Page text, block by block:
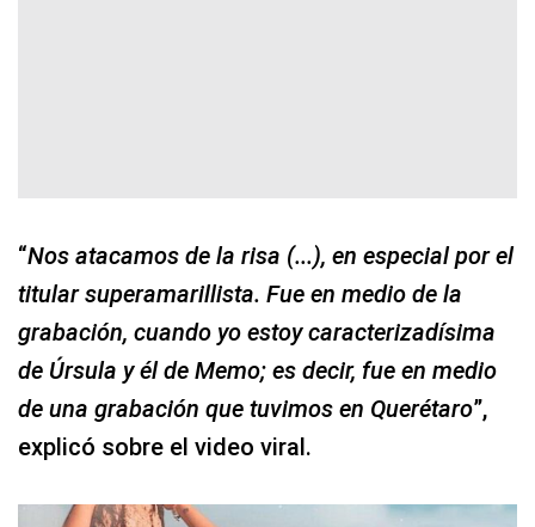
“Nos atacamos de la risa (...), en especial por el
titular superamarillista. Fue en medio de la
grabación, cuando yo estoy caracterizadísima
de Úrsula y él de Memo; es decir, fue en medio
de una grabación que tuvimos en Querétaro”,
explicó sobre el video viral.